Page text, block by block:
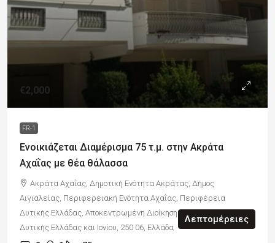
€2,000
FR-1
Ενοικιάζεται Διαμέρισμα 75 τ.μ. στην Ακράτα
Αχαΐας με θέα θάλασσα
Ακράτα Αχαΐας, Δημοτική Ενότητα Ακράτας, Δήμος
Αιγιαλείας, Περιφερειακή Ενότητα Αχαΐας, Περιφέρεια
Δυτικής Ελλάδας, Αποκεντρωμένη Διοίκηση Πελοποννήσου,
Δυτικής Ελλάδας και Ιονίου, 250 06, Ελλάδα
Λεπτομέρειες